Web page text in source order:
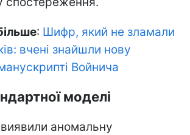
: Шифр, який не зламали
вчені знайшли нову
Войнича
моделі
аномальну